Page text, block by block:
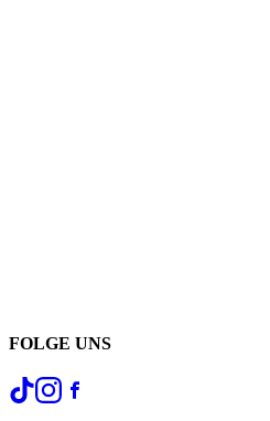
FOLGE UNS